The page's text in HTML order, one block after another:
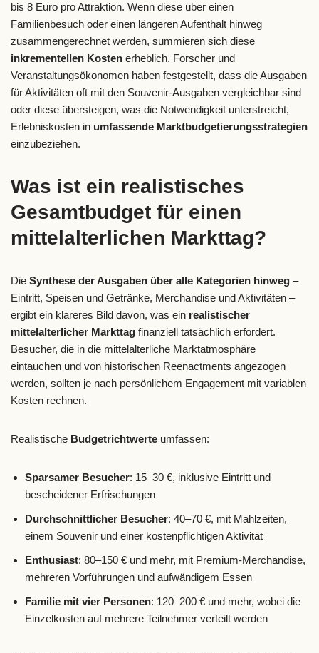
bis 8 Euro pro Attraktion. Wenn diese über einen
Familienbesuch oder einen längeren Aufenthalt hinweg
zusammengerechnet werden, summieren sich diese
inkrementellen Kosten erheblich. Forscher und
Veranstaltungsökonomen haben festgestellt, dass die Ausgaben
für Aktivitäten oft mit den Souvenir-Ausgaben vergleichbar sind
oder diese übersteigen, was die Notwendigkeit unterstreicht,
Erlebniskosten in umfassende Marktbudgetierungsstrategien
einzubeziehen.
Was ist ein realistisches
Gesamtbudget für einen
mittelalterlichen Markttag?
Die Synthese der Ausgaben über alle Kategorien hinweg –
Eintritt, Speisen und Getränke, Merchandise und Aktivitäten –
ergibt ein klareres Bild davon, was ein realistischer
mittelalterlicher Markttag finanziell tatsächlich erfordert.
Besucher, die in die mittelalterliche Marktatmosphäre
eintauchen und von historischen Reenactments angezogen
werden, sollten je nach persönlichem Engagement mit variablen
Kosten rechnen.
Realistische Budgetrichtwerte umfassen:
Sparsamer Besucher: 15–30 €, inklusive Eintritt und
bescheidener Erfrischungen
Durchschnittlicher Besucher: 40–70 €, mit Mahlzeiten,
einem Souvenir und einer kostenpflichtigen Aktivität
Enthusiast: 80–150 € und mehr, mit Premium-Merchandise,
mehreren Vorführungen und aufwändigem Essen
Familie mit vier Personen: 120–200 € und mehr, wobei die
Einzelkosten auf mehrere Teilnehmer verteilt werden